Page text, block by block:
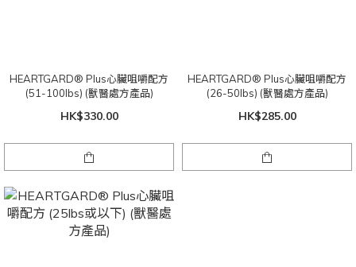
HEARTGARD® Plus心臟咀嚼配方
(51-100lbs) (獸醫處方產品)
HK$330.00
HEARTGARD® Plus心臟咀嚼配方
(26-50lbs) (獸醫處方產品)
HK$285.00